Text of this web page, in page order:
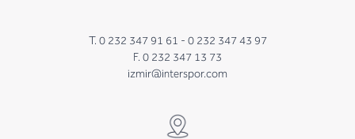
T. 0 232 347 91 61 - 0 232 347 43 97
F. 0 232 347 13 73
izmir@interspor.com